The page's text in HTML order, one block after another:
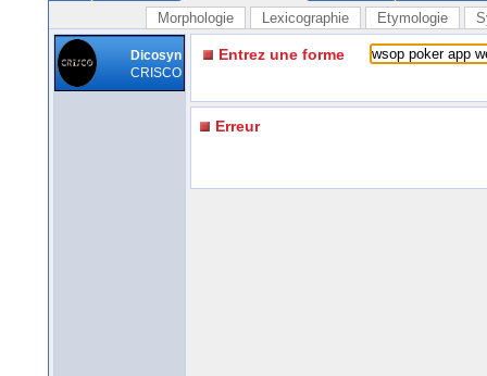
Morphologie Lexicographie Etymologie
Dicosyn
CRISCO
Entrez une forme
Erreur